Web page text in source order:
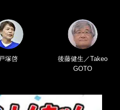
戸塚啓
後藤健生／Takeo
GOTO